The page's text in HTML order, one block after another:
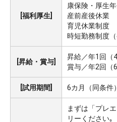
[福利厚生]
康保険・厚生年
産前産後休業
育児休業制度
時短勤務制度
[昇給・賞与]
昇給／年1回（4
賞与／年2回（
[試用期間] 6カ月（同条件）
まずは「プレ
リーください｡